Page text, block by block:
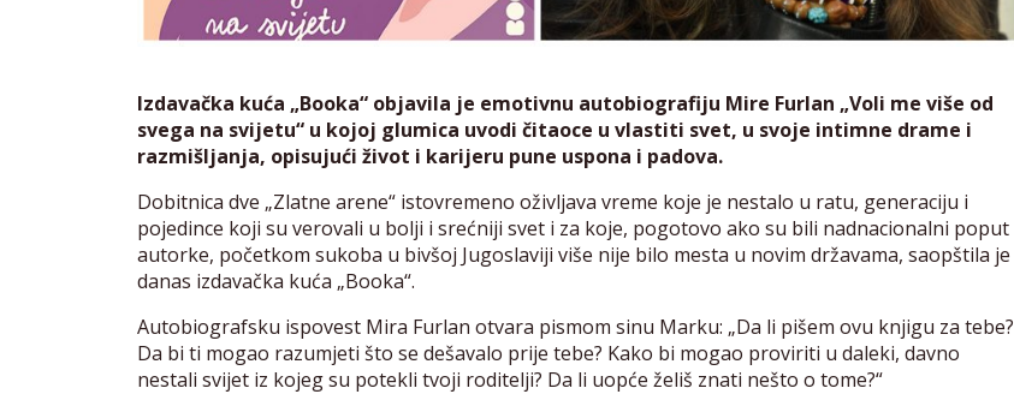
Izdavačka kuća „Booka“ objavila je emotivnu autobiografiju Mire Furlan „Voli me više od
svega na svijetu“ u kojoj glumica uvodi čitaoce u vlastiti svet, u svoje intimne drame i
razmišljanja, opisujući život i karijeru pune uspona i padova.
Dobitnica dve „Zlatne arene“ istovremeno oživljava vreme koje je nestalo u ratu, generaciju i
pojedince koji su verovali u bolji i srećniji svet i za koje, pogotovo ako su bili nadnacionalni poput
autorke, početkom sukoba u bivšoj Jugoslaviji više nije bilo mesta u novim državama, saopštila je
danas izdavačka kuća „Booka“.
Autobiografsku ispovest Mira Furlan otvara pismom sinu Marku: „Da li pišem ovu knjigu za tebe?
Da bi ti mogao razumjeti što se dešavalo prije tebe? Kako bi mogao proviriti u daleki, davno
nestali svijet iz kojeg su potekli tvoji roditelji? Da li uopće želiš znati nešto o tome?“